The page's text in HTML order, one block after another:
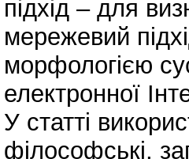
підхід – для
мережевий
морфологією
електронної
У статті
філософські,